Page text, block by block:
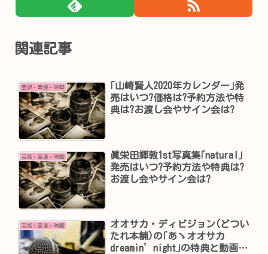
関連記事
芸能・音楽・映画
｢山崎賢人2020年カレンダー｣発
売はいつ?価格は?予約方法や特
典は?お渡し会やサイン会は?
芸能・音楽・映画
眞栄田郷敦1st写真集｢natural｣
発売はいつ?予約方法や特典は?
お渡し会やサイン会は?
芸能・音楽・映画
オオサカ・ディビジョン(どつい
たれ本舗)の｢あゝオオサカ
dreamin’night｣の特典と動画